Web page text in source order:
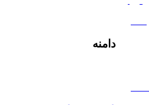
دامنه